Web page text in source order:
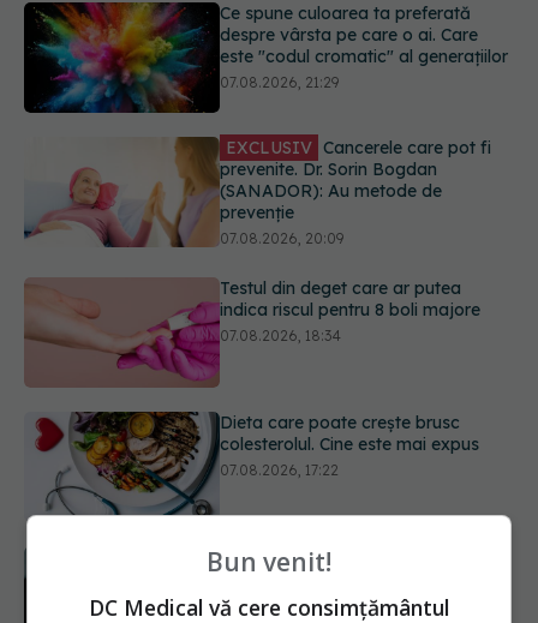
EXCLUSIV Cancerele care pot fi
prevenite. Dr. Sorin Bogdan
(SANADOR): Au metode de
prevenție
Testul din deget care ar putea
indica riscul pentru 8 boli majore
07.08.2026, 18:34
Dieta care poate crește brusc
colesterolul. Cine este mai expus
07.08.2026, 17:22
PNRR: 174 de milioane de lei pentru
sănătate într-o singură săptămână.
Ce spitale primesc bani
Ce spune culoarea ta preferată
despre vârsta pe care o ai. Care
este "codul cromatic" al generațiilor
Bun venit!
DC Medical vă cere consimțământul